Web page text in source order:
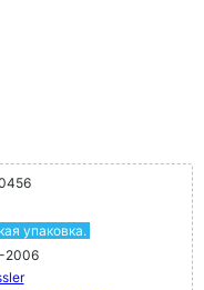
упаковка.
2006